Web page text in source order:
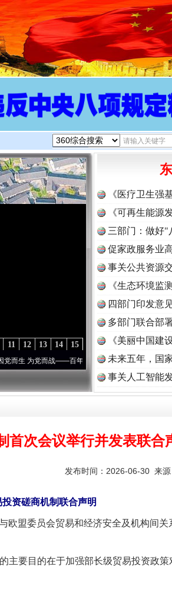
15
14
13
12
11
党而战——百年“纪”事⑧加强纪律..·[视频]牢记初心使
《医疗卫生强
《可再生能源
三部门：做好"
促家政服务业
事关公共资源
《生态环境监
读
四部门印发意
多部门联合部
《美丽中国建
未来五年，国
事关人工智能
首次会议举行并发表联合
发布时间：2026-06-30 来源
资磋商机制联合声明
盟委员会贸易和经济安全及机构间关
要目的在于加强部长级贸易投资政策